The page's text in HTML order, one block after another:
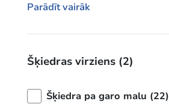
Parādīt vairāk
Šķiedras virziens (2)
Šķiedra pa garo malu (22)